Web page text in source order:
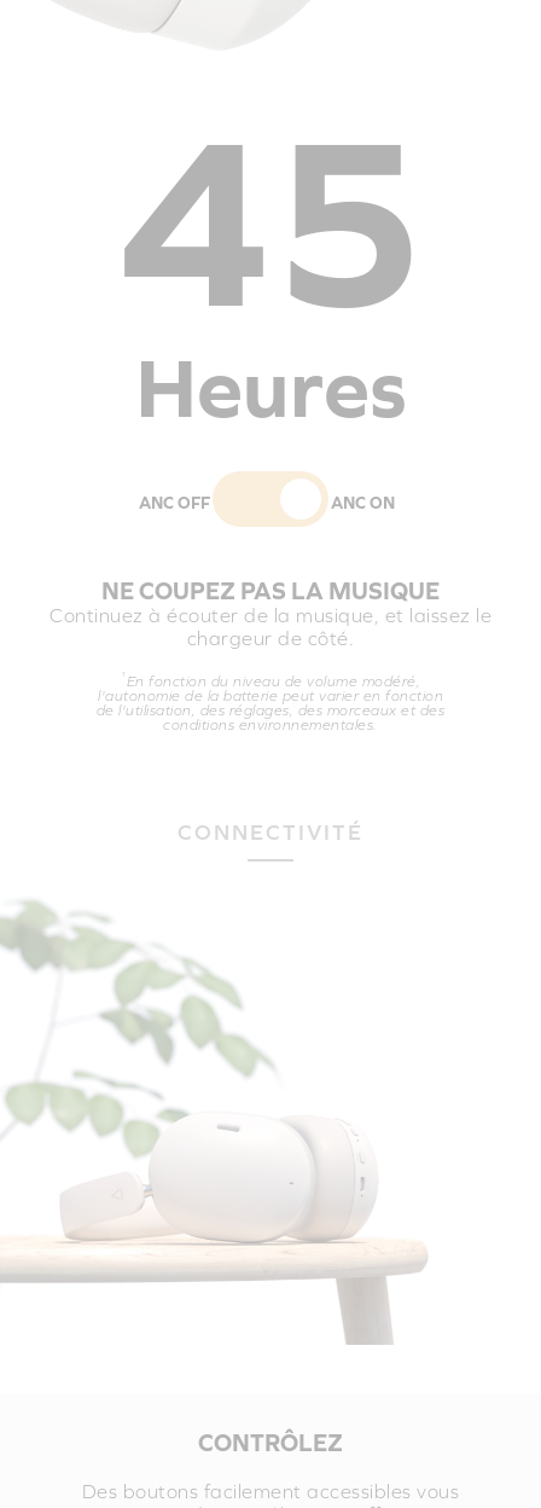
45
Heures
ANC OFF ANC ON
NE COUPEZ PAS LA MUSIQUE
Continuez à écouter de la musique, et laissez le
chargeur de côté.
En fonction du niveau de volume modéré,
l'autonomie de la batterie peut varier en fonction
de l'utilisation, des réglages, des morceaux et des
conditions environnementales.
CONNECTIVITÉ
CONTRÔLEZ
Des boutons facilement accessibles vous